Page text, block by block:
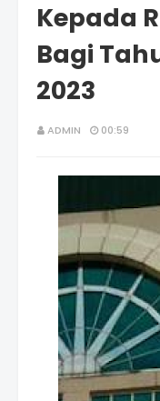
Kepada
Bagi
2023
ADMIN 00:59